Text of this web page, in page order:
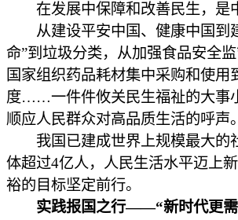
在发展中保障和改善民生，是
从建设平安中国、健康中国到
命”到垃圾分类，从加强食品安全
国家组织药品耗材集中采购和使
度……一件件攸关民生福祉的大事
顺应人民群众对高品质生活的呼声。
我国已建成世界上规模最大的
体超过4亿人，人民生活水平迈上
裕的目标坚定前行。
实践报国之行——“新时代更